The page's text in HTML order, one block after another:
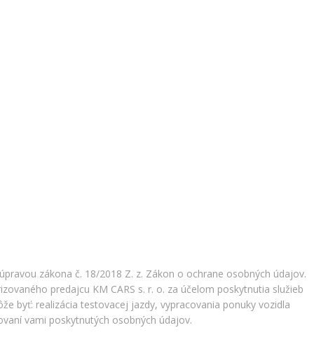
zákona č. 18/2018 Z. z. Zákon o ochrane osobných údajov.
predajcu KM CARS s. r. o. za účelom poskytnutia služieb
byť: realizácia testovacej jazdy, vypracovania ponuky vozidla
vami poskytnutých osobných údajov.